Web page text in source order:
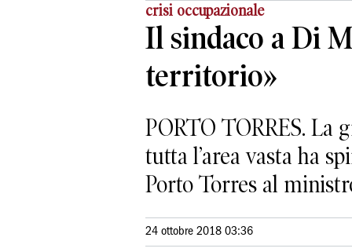
crisi occupazionale
Il sindaco a Di
territorio»
PORTO TORRES. La
tutta l’area vasta ha
Porto Torres al
24 ottobre 2018 03:36